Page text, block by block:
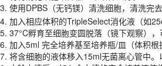
6. 加入5ml 完全培养基至培养瓶/皿（体积
7. 将含细胞的液体移入15ml无菌离心管中
8. 去除上清后，加入含血清的完全培养液
【注意事项】
3. 使用DPBS（无钙镁）清洗细胞，清洗完去
4. 加入相应体积的TripleSelect消化液（如
5. 37°C孵育至细胞变圆脱落（镜下观察），
6. 加入5ml 完全培养基至培养瓶/皿（体积
7. 将含细胞的液体移入15ml无菌离心管中